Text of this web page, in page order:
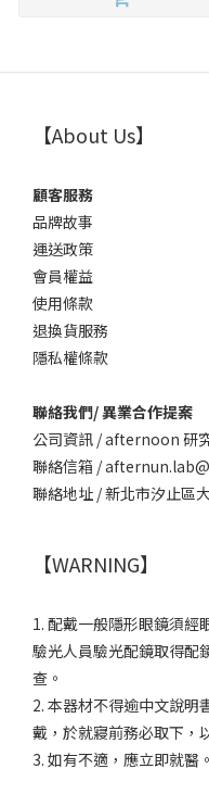
【About Us】
顧客服務
品牌故事
運送政策
會員權益
使用條款
退換貨服務
隱私權條款
聯絡我們/ 異業合作提案
公司資訊 / afternoon 研
聯絡信箱 /
聯絡地址 / 新北市汐止區
【WARNING】
1. 配戴一般隱形眼鏡須經
驗光人員驗光配鏡取得配
查。
2. 本器材不得逾中文說明
戴，於就寢前務必取下，
3. 如有不適，應立即就醫。